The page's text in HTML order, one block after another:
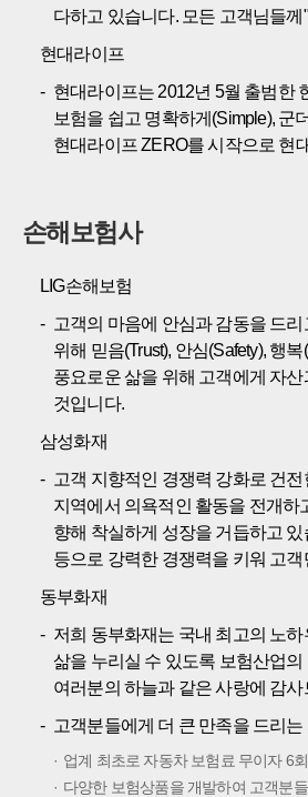
다하고 있습니다. 모든 고객님들
현대라이프
현대라이프는 2012년 5월 출범한
보험을 쉽고 명확하게(Simple), 군
현대라이프 ZERO를 시작으로 현
손해보험사
LIG손해보험
고객의 마음에 안심과 감동을 드
위해 믿음(Trust), 안심(Safety), 행
풍요로운 삶을 위해 고객에게 자
것입니다.
삼성화재
고객 지향적인 경쟁력 강화로 건
지역에서 의욕적인 활동을 전개
향해 착실하게 성장을 거듭하고
등으로 강력한 경쟁력을 키워 고
동부화재
저희 동부화재는 국내 최고의 노
삶을 누리실 수 있도록 보험산업
여러분의 하늘과 같은 사랑에 감사
고객분들에게 더 큰 만족을 드리
업계 최초로 자동차 보험료 무이자 6
다양한 보험상품을 개발하여 고객분